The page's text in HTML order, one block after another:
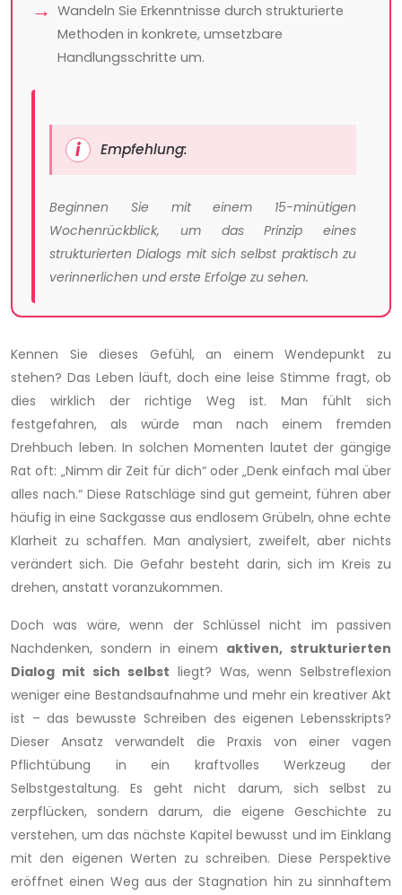
Wandeln Sie Erkenntnisse durch strukturierte
Methoden in konkrete, umsetzbare
Handlungsschritte um.
Empfehlung:
Beginnen Sie mit einem 15-minütigen
Wochenrückblick, um das Prinzip eines
strukturierten Dialogs mit sich selbst praktisch zu
verinnerlichen und erste Erfolge zu sehen.
Kennen Sie dieses Gefühl, an einem Wendepunkt zu
stehen? Das Leben läuft, doch eine leise Stimme fragt, ob
dies wirklich der richtige Weg ist. Man fühlt sich
festgefahren, als würde man nach einem fremden
Drehbuch leben. In solchen Momenten lautet der gängige
Rat oft: „Nimm dir Zeit für dich“ oder „Denk einfach mal über
alles nach.“ Diese Ratschläge sind gut gemeint, führen aber
häufig in eine Sackgasse aus endlosem Grübeln, ohne echte
Klarheit zu schaffen. Man analysiert, zweifelt, aber nichts
verändert sich. Die Gefahr besteht darin, sich im Kreis zu
drehen, anstatt voranzukommen.
Doch was wäre, wenn der Schlüssel nicht im passiven
Nachdenken, sondern in einem aktiven, strukturierten
Dialog mit sich selbst liegt? Was, wenn Selbstreflexion
weniger eine Bestandsaufnahme und mehr ein kreativer Akt
ist – das bewusste Schreiben des eigenen Lebensskripts?
Dieser Ansatz verwandelt die Praxis von einer vagen
Pflichtübung in ein kraftvolles Werkzeug der
Selbstgestaltung. Es geht nicht darum, sich selbst zu
zerpflücken, sondern darum, die eigene Geschichte zu
verstehen, um das nächste Kapitel bewusst und im Einklang
mit den eigenen Werten zu schreiben. Diese Perspektive
eröffnet einen Weg aus der Stagnation hin zu sinnhaftem